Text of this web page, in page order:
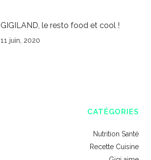
GIGILAND, le resto food et cool !
11 juin, 2020
CATÉGORIES
Nutrition Santé
Recette Cuisine